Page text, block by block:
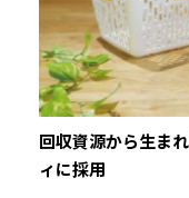
回収資源から生ま
ィに採用